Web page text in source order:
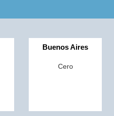
Buenos Aires
Cero